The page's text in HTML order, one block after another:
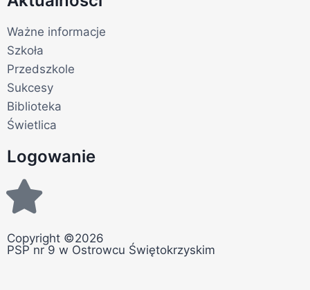
Ważne informacje
Szkoła
Przedszkole
Sukcesy
Biblioteka
Świetlica
Logowanie
Copyright ©2026
PSP nr 9 w Ostrowcu Świętokrzyskim